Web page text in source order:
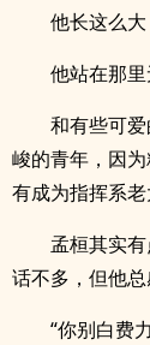
他长这么大
他站在那里
和有些可
峻的青年，因
有成为指挥系老
孟桓其实
话不多，但他总
“你别白费